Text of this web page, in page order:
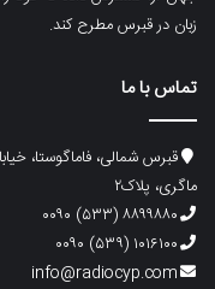
زبان در قبرس مطرح کند.
تماس با ما
ماگری، پلاک۲
۸۸۹۹۸۸۰ (۵۳۳) ۰۰۹۰
۱۰۱۶۱۰۰ (۵۳۹) ۰۰۹۰
info@radiocyp.com